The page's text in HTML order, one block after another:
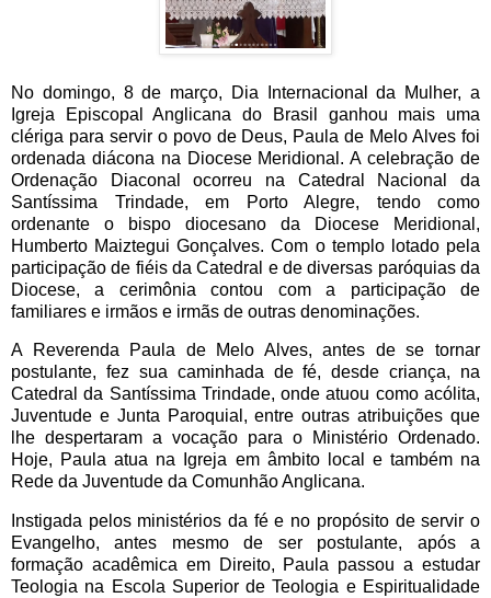
No domingo, 8 de março, Dia Internacional da Mulher, a
Igreja Episcopal Anglicana do Brasil ganhou mais uma
clériga para servir o povo de Deus, Paula de Melo Alves foi
ordenada diácona na Diocese Meridional. A celebração de
Ordenação Diaconal ocorreu na Catedral Nacional da
Santíssima Trindade, em Porto Alegre, tendo como
ordenante o bispo diocesano da Diocese Meridional,
Humberto Maiztegui Gonçalves. Com o templo lotado pela
participação de fiéis da Catedral e de diversas paróquias da
Diocese, a cerimônia contou com a participação de
familiares e irmãos e irmãs de outras denominações.
A Reverenda Paula de Melo Alves, antes de se tornar
postulante, fez sua caminhada de fé, desde criança, na
Catedral da Santíssima Trindade, onde atuou como acólita,
Juventude e Junta Paroquial, entre outras atribuições que
lhe despertaram a vocação para o Ministério Ordenado.
Hoje, Paula atua na Igreja em âmbito local e também na
Rede da Juventude da Comunhão Anglicana.
Instigada pelos ministérios da fé e no propósito de servir o
Evangelho, antes mesmo de ser postulante, após a
formação acadêmica em Direito, Paula passou a estudar
Teologia na Escola Superior de Teologia e Espiritualidade